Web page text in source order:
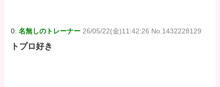
0:名無しのトレーナー 26/05/22(金)11:42:26 No.1432228129
トプロ好き